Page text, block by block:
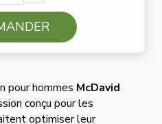
pour hommes McDavid
conçu pour les
optimiser leur